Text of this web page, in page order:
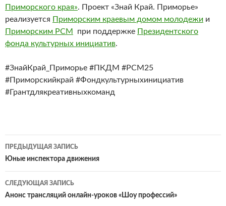
Приморского края». Проект «Знай Край. Приморье»
реализуется Приморским краевым домом молодежи и
Приморским РСМ
при поддержке Президентского
фонда культурных инициатив.
#ЗнайКрай_Приморье #ПКДМ #РСМ25
#Приморскийкрай #Фондкультурныхинициатив
#Грантдлякреативныхкоманд
Навигация
по
записям
ПРЕДЫДУЩАЯ ЗАПИСЬ
Юные инспектора движения
СЛЕДУЮЩАЯ ЗАПИСЬ
Анонс трансляций онлайн-уроков «Шоу профессий»